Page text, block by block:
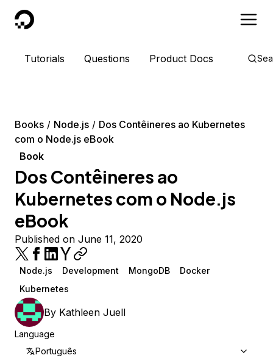
DigitalOcean
Tutorials Questions Product Docs
Books Node.js
Dos Contêineres ao Kubernetes
com o Node.js eBook
Book
Dos Contêineres ao
Kubernetes com o Node.js
eBook
Published on June 11, 2020
Node.js Development MongoDB
Docker
Kubernetes
By Kathleen Juell
Language
Português